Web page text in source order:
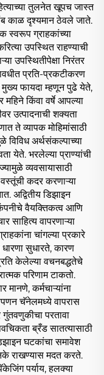
तुलनेत खूपच जास्त
काळ दृश्यमान ठेवले जाते.
स्वरूप ग्राहकांच्या
उपस्थित राहण्याची
उपस्थितीपेक्षा निरंतर
प्रति-प्रकटीकरण
मुख्य फायदा म्हणून पुढे येते,
महिने किंवा वर्षे आपल्या
उत्पादनाची शक्यता
ते व्यापक मोहिमांसाठी
विविध अर्थसंकल्पाच्या
येते. भरलेल्या प्राण्यांची
व्यवसायासाठी
कदर करणाऱ्या
अद्वितीय डिझाइन
वैयक्तिकत्व आणि
साहित्य वापरणाऱ्या
चांगल्या प्रकारे
सुधारते, कारण
केलेल्या वचनबद्धतेचे
परिणाम टाकतो.
मानणे, कर्मचाऱ्यांना
चॅनेलमध्ये वापरास
गुंतवणुकीचा परतावा
ब्रँड सातत्यासाठी
घटकांचा समावेश
राखण्यास मदत करते.
पर्याय, हलक्या